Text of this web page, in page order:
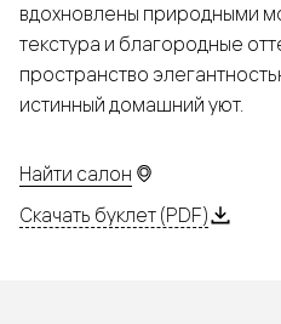
вдохновлены природными
текстура и благородные
пространство
истинный домашний уют.
Найти салон
Скачать буклет (PDF)